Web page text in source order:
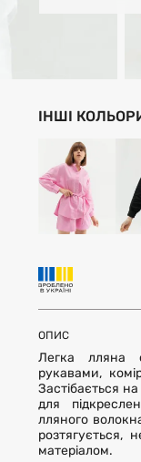
ІНШІ
ОПИС
Легка лляна
рукавами,
Застібається
для
лляного
розтягується,
матеріалом.